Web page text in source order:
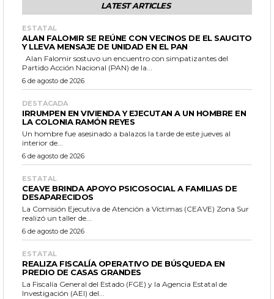
LATEST ARTICLES
ESTATAL
ALAN FALOMIR SE REÚNE CON VECINOS DE EL SAUCITO
Y LLEVA MENSAJE DE UNIDAD EN EL PAN
Partido Acción Nacional (PAN) de la...
6 de agosto de 2026
DESTACADA
IRRUMPEN EN VIVIENDA Y EJECUTAN A UN HOMBRE EN
LA COLONIA RAMÓN REYES
Un hombre fue asesinado a balazos la tarde de este jueves al
interior de...
6 de agosto de 2026
ESTATAL
CEAVE BRINDA APOYO PSICOSOCIAL A FAMILIAS DE
DESAPARECIDOS
La Comisión Ejecutiva de Atención a Víctimas (CEAVE) Zona Sur
realizó un taller de...
6 de agosto de 2026
ESTATAL
REALIZA FISCALÍA OPERATIVO DE BÚSQUEDA EN
PREDIO DE CASAS GRANDES
La Fiscalía General del Estado (FGE) y la Agencia Estatal de
Investigación (AEI) del...